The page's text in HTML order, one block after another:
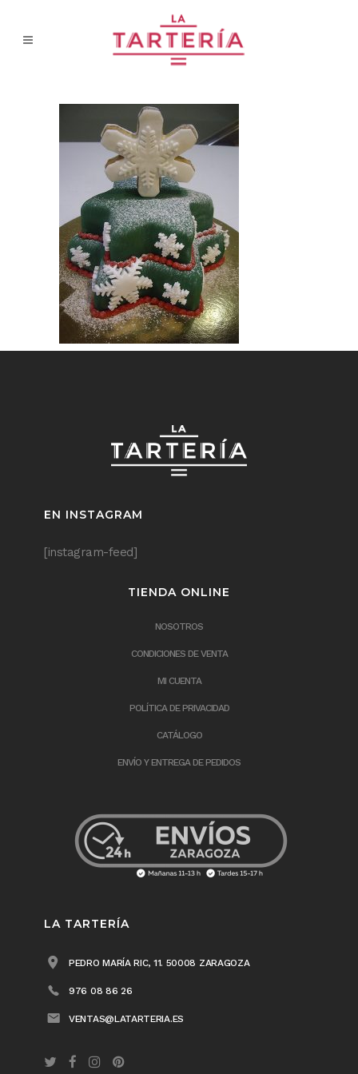
EN INSTAGRAM
[instagram-feed]
TIENDA ONLINE
NOSOTROS
CONDICIONES DE VENTA
MI CUENTA
POLÍTICA DE PRIVACIDAD
CATÁLOGO
ENVÍO Y ENTREGA DE PEDIDOS
LA TARTERÍA
PEDRO MARÍA RIC, 11. 50008 ZARAGOZA
976 08 86 26
VENTAS@LATARTERIA.ES